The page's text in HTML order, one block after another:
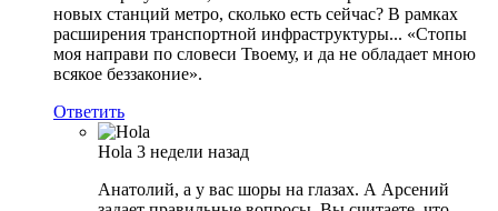
новых станций метро, сколько есть сейчас? В рамках
расширения транспортной инфраструктуры... «Стопы
моя направи по словеси Твоему, и да не обладает мною
всякое беззаконие».
Ответить
Hola 3 недели назад
Анатолий, а у вас шоры на глазах. А Арсений